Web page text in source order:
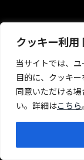
クッキー利用
当サイトでは、
目的に、クッキー
同意いただける
い。詳細はこちら。